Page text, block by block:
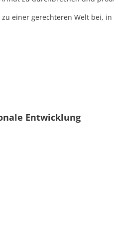
einer gerechteren Welt bei,
Entwicklung